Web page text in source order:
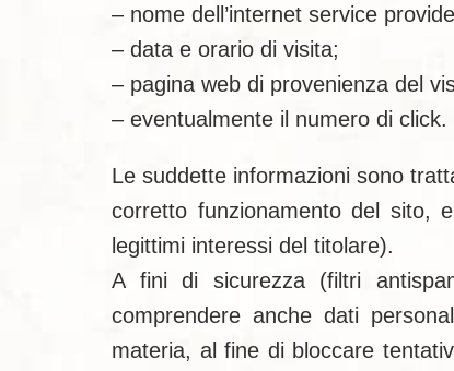
– nome dell’internet service
– data e orario di visita;
– pagina web di provenienza del
– eventualmente il numero di click.
Le suddette informazioni sono
corretto funzionamento del sito,
legittimi interessi del titolare).
A fini di sicurezza (filtri
comprendere anche dati
materia, al fine di bloccare